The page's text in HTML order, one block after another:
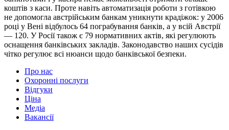
коштів з каси. Проте навіть автоматизація роботи з готівкою
не допомогла австрійським банкам уникнути крадіжок: у 2006
році у Вені відбулось 64 пограбування банків, а у всій Австрії
— 120. У Росії також є 79 нормативних актів, які регулюють
оснащення банківських закладів. Законодавство наших сусідів
чітко регулює всі нюанси щодо банківської безпеки.
Про нас
Охоронні послуги
Відгуки
Ціна
Медіа
Вакансії